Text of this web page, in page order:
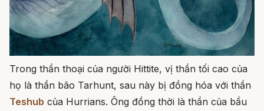
Trong thần thoại của người Hittite, vị thần tối cao của
họ là thần bão Tarhunt, sau này bị đồng hóa với thần
Teshub của Hurrians. Ông đồng thời là thần của bầu